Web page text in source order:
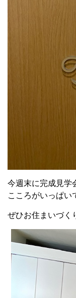
今週末に完成見学
こころがいっぱい
ぜひお住まいづく